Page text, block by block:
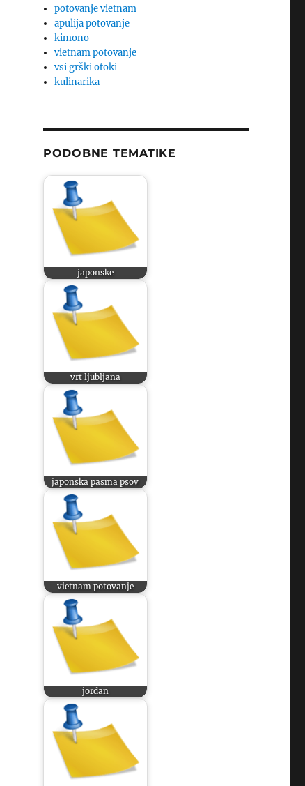
potovanje vietnam
apulija potovanje
kimono
vietnam potovanje
vsi grški otoki
kulinarika
PODOBNE TEMATIKE
japonske
vrt ljubljana
japonska pasma psov
vietnam potovanje
jordan